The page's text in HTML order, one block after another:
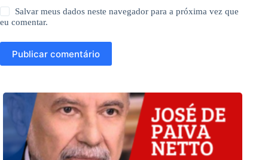
Salvar meus dados neste navegador para a próxima vez que
eu comentar.
Publicar comentário